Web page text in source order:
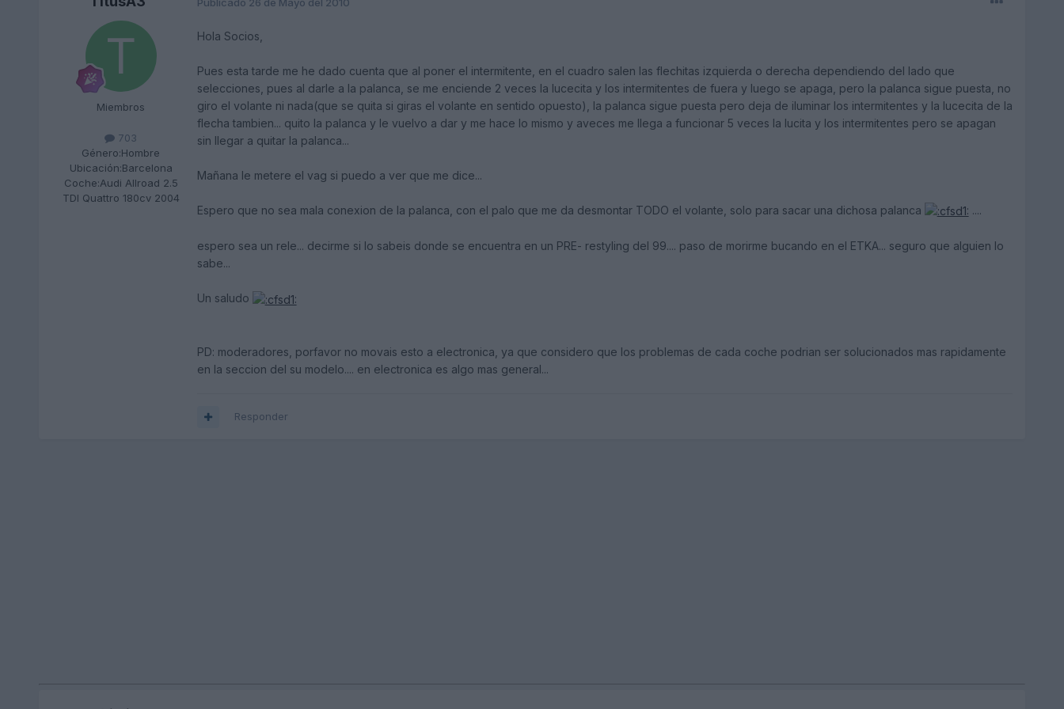
Miembros
703
Género:Hombre
Ubicación:Barcelona
Coche:Audi Allroad 2.5
TDI Quattro 180cv 2004
Hola Socios,
Pues esta tarde me he dado cuenta que al poner el intermitente, en el cuadro salen las flechitas izquierda o derecha dependiendo del lado que
selecciones, pues al darle a la palanca, se me enciende 2 veces la lucecita y los intermitentes de fuera y luego se apaga, pero la palanca sigue puesta, no
giro el volante ni nada(que se quita si giras el volante en sentido opuesto), la palanca sigue puesta pero deja de iluminar los intermitentes y la lucecita de la
flecha tambien... quito la palanca y le vuelvo a dar y me hace lo mismo y aveces me llega a funcionar 5 veces la lucita y los intermitentes pero se apagan
sin llegar a quitar la palanca...
Mañana le metere el vag si puedo a ver que me dice...
Espero que no sea mala conexion de la palanca, con el palo que me da desmontar TODO el volante, solo para sacar una dichosa palanca ....
espero sea un rele... decirme si lo sabeis donde se encuentra en un PRE- restyling del 99.... paso de morirme bucando en el ETKA... seguro que alguien lo
sabe...
Un saludo
PD: moderadores, porfavor no movais esto a electronica, ya que considero que los problemas de cada coche podrian ser solucionados mas rapidamente
en la seccion del su modelo.... en electronica es algo mas general...
Responder